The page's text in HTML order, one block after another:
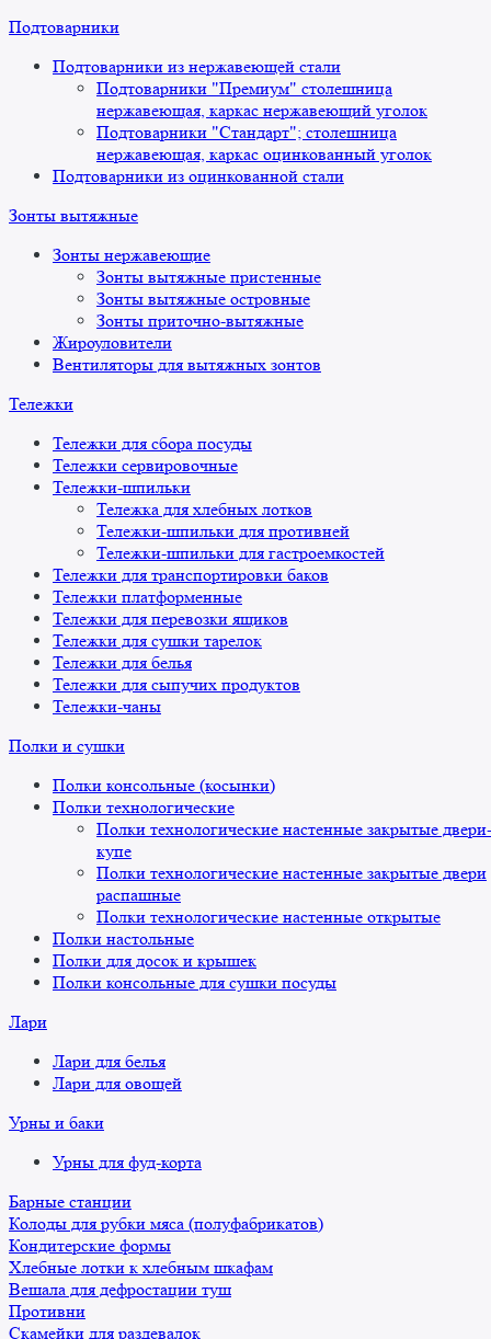
Подтоварники
Подтоварники из нержавеющей стали
Подтоварники "Премиум" столешница
нержавеющая, каркас нержавеющий уголок
Подтоварники "Стандарт"; столешница
нержавеющая, каркас оцинкованный уголок
Подтоварники из оцинкованной стали
Зонты вытяжные
Зонты нержавеющие
Зонты вытяжные пристенные
Зонты вытяжные островные
Зонты приточно-вытяжные
Жироуловители
Вентиляторы для вытяжных зонтов
Тележки
Тележки для сбора посуды
Тележки сервировочные
Тележки-шпильки
Тележка для хлебных лотков
Тележки-шпильки для противней
Тележки-шпильки для гастроемкостей
Тележки для транспортировки баков
Тележки платформенные
Тележки для перевозки ящиков
Тележки для сушки тарелок
Тележки для белья
Тележки для сыпучих продуктов
Тележки-чаны
Полки и сушки
Полки консольные (косынки)
Полки технологические
Полки технологические настенные закрытые двери-
купе
Полки технологические настенные закрытые двери
распашные
Полки технологические настенные открытые
Полки настольные
Полки для досок и крышек
Полки консольные для сушки посуды
Лари
Лари для белья
Лари для овощей
Урны и баки
Урны для фуд-корта
Барные станции
Колоды для рубки мяса (полуфабрикатов)
Кондитерские формы
Хлебные лотки к хлебным шкафам
Вешала для дефростации туш
Противни
Скамейки для раздевалок